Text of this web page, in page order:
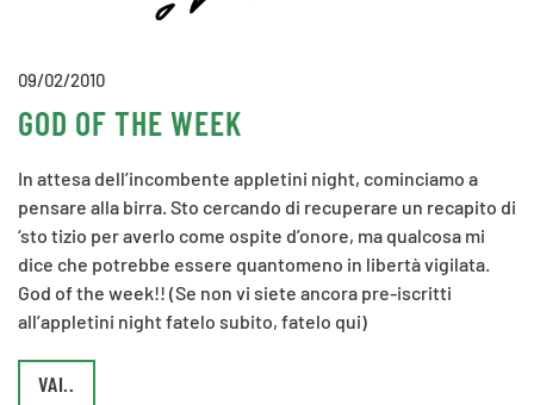
09/02/2010
GOD OF THE WEEK
In attesa dell’incombente appletini night, cominciamo a
pensare alla birra. Sto cercando di recuperare un recapito di
‘sto tizio per averlo come ospite d’onore, ma qualcosa mi
dice che potrebbe essere quantomeno in libertà vigilata.
God of the week!! (Se non vi siete ancora pre-iscritti
all’appletini night fatelo subito, fatelo qui)
VAI..